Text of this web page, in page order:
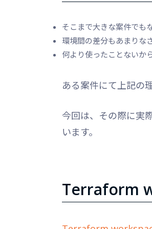
そこまで大きな案件でもな
環境間の差分もあまりな
何より使ったことないか
ある案件にて上記の
今回は、その際に実
います。
Terraform